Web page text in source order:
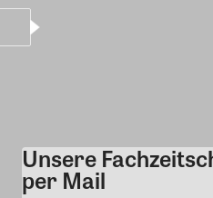
Unsere
per Mail